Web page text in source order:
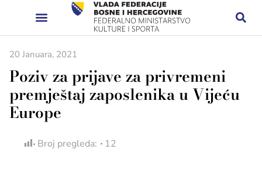
20 Januara, 2021
Poziv za prijave za privremeni
premještaj zaposlenika u Vijeću
Europe
Broj pregleda: 12